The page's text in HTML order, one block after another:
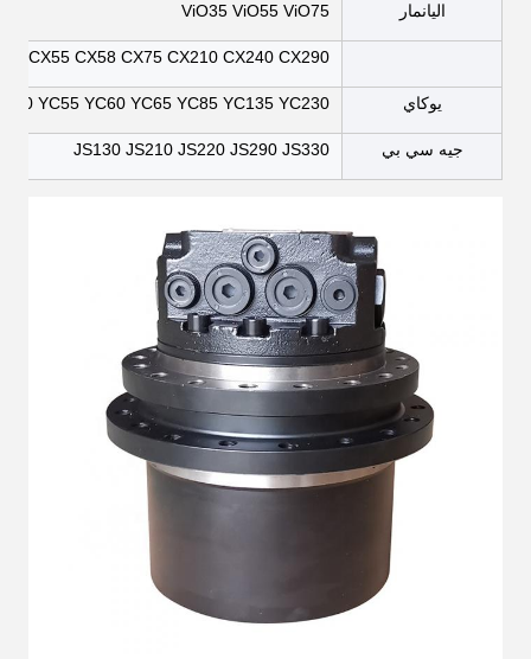
اليانمار
ViO35 ViO55 ViO75
CX55 CX58 CX75 CX210 CX240 CX290
يوكاي YC55 YC60 YC65 YC85 YC135 YC230
جيه سي بي JS130 JS210 JS220 JS290 JS330